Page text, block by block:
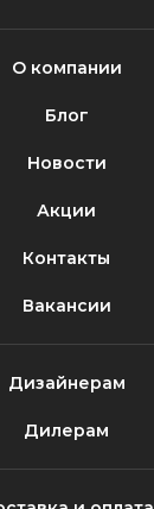
О компании
Блог
Новости
Акции
Контакты
Вакансии
Дизайнерам
Дилерам